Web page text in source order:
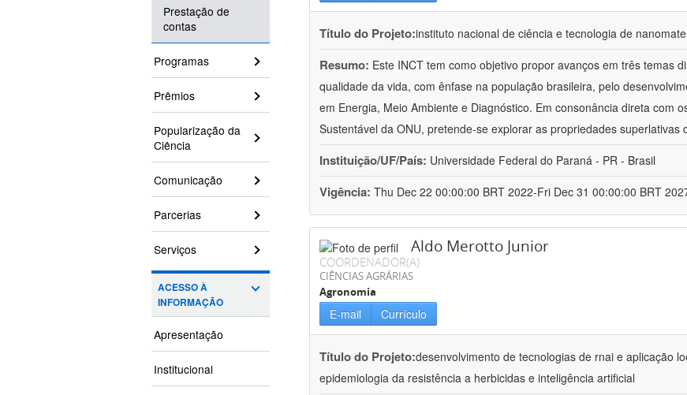
Prestação de
contas
Programas
Prêmios
Popularização da
Ciência
Comunicação
Parcerias
Serviços
ACESSO À
INFORMAÇÃO
Apresentação
Institucional
Título do Projeto:instituto nacional de ciência e tecnologia de
Resumo: Este INCT tem como objetivo propor avanços em três temas
qualidade da vida, com ênfase na população brasileira, pelo
em Energia, Meio Ambiente e Diagnóstico. Em consonância direta com
Sustentável da ONU, pretende-se explorar as propriedades superlativas
Instituição/UF/País: Universidade Federal do Paraná - PR - Brasil
Vigência: Thu Dec 22 00:00:00 BRT 2022-Fri Dec 31 00:00:00 BRT
Aldo Merotto Junior
COORDENADOR(A)
CIÊNCIAS AGRÁRIAS
Agronomia
E-mail Currículo
Título do Projeto:desenvolvimento de tecnologias de rnai e aplicação
epidemiologia da resistência a herbicidas e inteligência artificial